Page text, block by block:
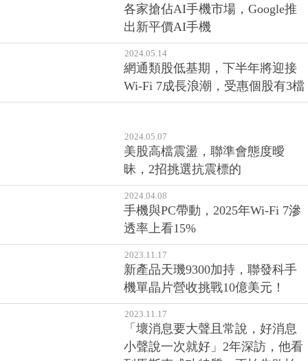
2024.05.24
各家搶佔AI手機市場，Google推
出新平價AI手機
網通類股低基期，下半年將迎接
2024.05.07
美股高檔震盪，聯準會態度曖
昧，2招挑選抗震標的
2024.04.08
手機與PC帶動，2025年Wi-Fi 7滲
透率上看15%
2023.11.17
新產品天璣9300加持，聯發科手
機單晶片營收挑戰10億美元！
2023.11.17
「壞消息要大聲且常說，好消息